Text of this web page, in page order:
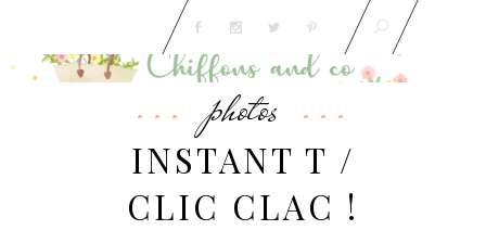
photos
INSTANT T /
CLIC CLAC !